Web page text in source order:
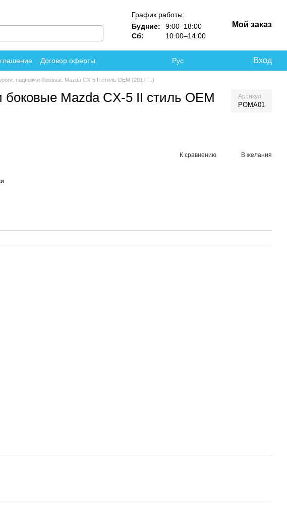
График работы:
Будние:
9:00–18:00
Сб:
10:00–14:00
Мой заказ
Договор оферты
Рус Вход
подножки боковые Mazda CX-5 II стиль OEM (2017-...)
боковые Mazda CX-5 II стиль OEM
Артикул
POMA01
К сравнению В желания